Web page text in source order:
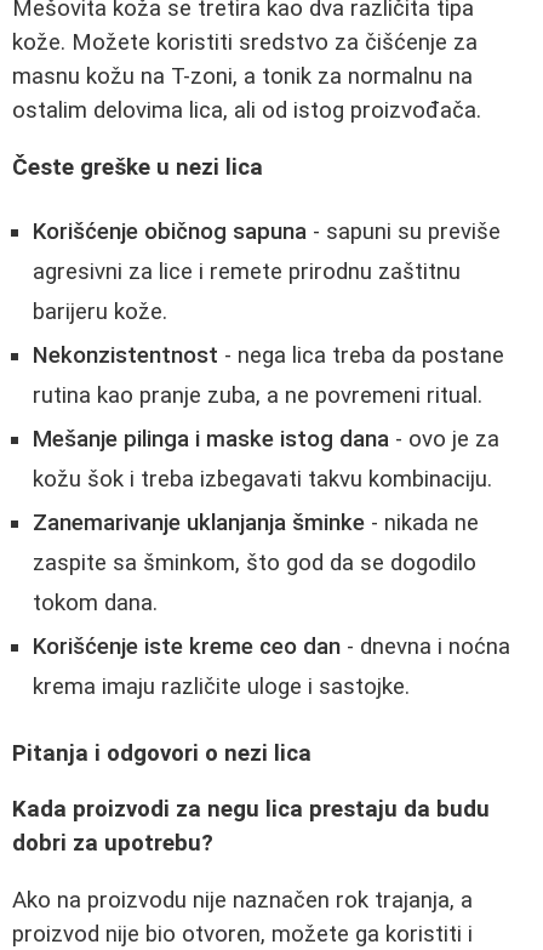
Mešovita koža se tretira kao dva različita tipa
kože. Možete koristiti sredstvo za čišćenje za
masnu kožu na T-zoni, a tonik za normalnu na
ostalim delovima lica, ali od istog proizvođača.
Česte greške u nezi lica
Korišćenje običnog sapuna - sapuni su previše
agresivni za lice i remete prirodnu zaštitnu
barijeru kože.
Nekonzistentnost - nega lica treba da postane
rutina kao pranje zuba, a ne povremeni ritual.
Mešanje pilinga i maske istog dana - ovo je za
kožu šok i treba izbegavati takvu kombinaciju.
Zanemarivanje uklanjanja šminke - nikada ne
zaspite sa šminkom, što god da se dogodilo
tokom dana.
Korišćenje iste kreme ceo dan - dnevna i noćna
krema imaju različite uloge i sastojke.
Pitanja i odgovori o nezi lica
Kada proizvodi za negu lica prestaju da budu
dobri za upotrebu?
Ako na proizvodu nije naznačen rok trajanja, a
proizvod nije bio otvoren, možete ga koristiti i